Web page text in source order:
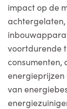
impact op de
voortdurende
consumenten,
energieprijzen
van